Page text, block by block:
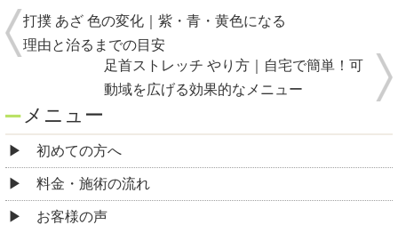
打撲 あざ 色の変化｜紫・青・黄色になる
理由と治るまでの目安
足首ストレッチ やり方｜自宅で簡単！可
動域を広げる効果的なメニュー
メニュー
初めての方へ
料金・施術の流れ
お客様の声